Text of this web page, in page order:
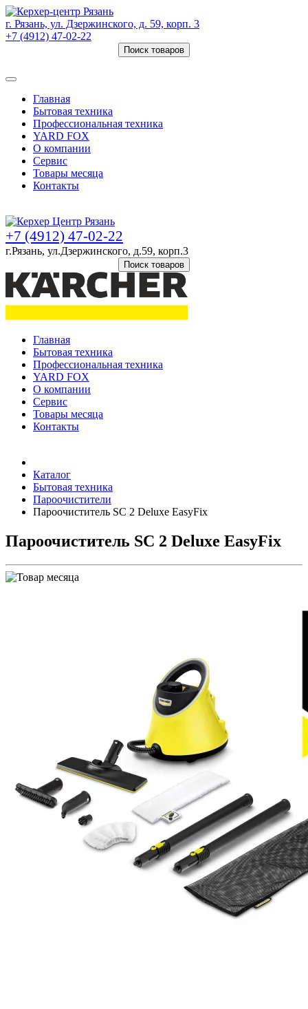
г. Рязань, ул. Дзержинского, д. 59, корп. 3
+7 (4912) 47-02-22
Поиск товаров
Главная
Бытовая техника
Профессиональная техника
YARD FOX
О компании
Сервис
Товары месяца
Контакты
+7 (4912) 47-02-22
г.Рязань, ул.Дзержинского, д.59, корп.3
Поиск товаров
Главная
Бытовая техника
Профессиональная техника
YARD FOX
О компании
Сервис
Товары месяца
Контакты
Каталог
Бытовая техника
Пароочистители
Пароочиститель SC 2 Deluxe EasyFix
Пароочиститель SC 2 Deluxe EasyFix